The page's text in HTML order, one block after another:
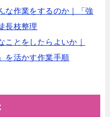
な作業をするのか｜「強
長枝整理
ことをしたらよいか｜
を活かす作業手順